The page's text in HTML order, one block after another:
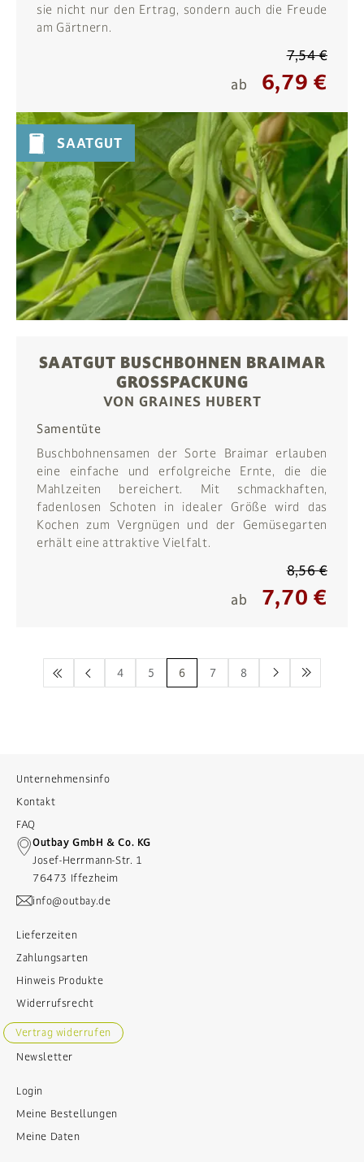
sie nicht nur den Ertrag, sondern auch die Freude
am Gärtnern.
7,54 €
ab
6,79 €
SAATGUT
SAATGUT BUSCHBOHNEN BRAIMAR
GROSSPACKUNG
VON GRAINES HUBERT
Samentüte
Buschbohnensamen der Sorte Braimar erlauben
eine einfache und erfolgreiche Ernte, die die
Mahlzeiten bereichert. Mit schmackhaften,
fadenlosen Schoten in idealer Größe wird das
Kochen zum Vergnügen und der Gemüsegarten
erhält eine attraktive Vielfalt.
8,56 €
ab
7,70 €
<< < 4 5 6 7 8 > >>
Unternehmensinfo
Kontakt
FAQ
Outbay GmbH & Co. KG
Josef-Herrmann-Str. 1
76473 Iffezheim
info@outbay.de
Lieferzeiten
Zahlungsarten
Hinweis Produkte
Widerrufsrecht
Vertrag widerrufen
Newsletter
Login
Meine Bestellungen
Meine Daten